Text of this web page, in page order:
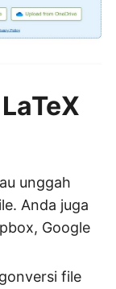
unggah
Anda juga
Google
file